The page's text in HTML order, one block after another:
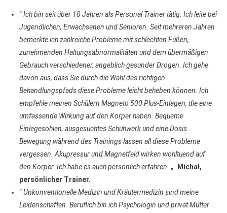
“Ich bin seit über 10 Jahren als Personal Trainer tätig. Ich leite bei
Jugendlichen, Erwachsenen und Senioren. Seit mehreren Jahren
bemerkte ich zahlreiche Probleme mit schlechten Füßen,
zunehmenden Haltungsabnormalitäten und dem übermäßigen
Gebrauch verschiedener, angeblich gesunder Drogen. Ich gehe
davon aus, dass Sie durch die Wahl des richtigen
Behandlungspfads diese Probleme leicht beheben können. Ich
empfehle meinen Schülern Magneto 500 Plus-Einlagen, die eine
umfassende Wirkung auf den Körper haben. Bequeme
Einlegesohlen, ausgesuchtes Schuhwerk und eine Dosis
Bewegung während des Trainings lassen all diese Probleme
vergessen. Akupressur und Magnetfeld wirken wohltuend auf
den Körper. Ich habe es auch persönlich erfahren. „- Michał,
persönlicher Trainer.
“Unkonventionelle Medizin und Kräutermedizin sind meine
Leidenschaften. Beruflich bin ich Psychologin und privat Mutter